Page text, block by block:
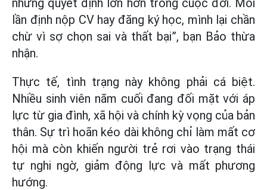
những quyết định lớn hơn trong cuộc đời. Mỗi
lần định nộp CV hay đăng ký học, mình lại chần
chừ vì sợ chọn sai và thất bại”, bạn Bảo thừa
nhận.
Thực tế, tình trạng này không phải cá biệt.
Nhiều sinh viên năm cuối đang đối mặt với áp
lực từ gia đình, xã hội và chính kỳ vọng của bản
thân. Sự trì hoãn kéo dài không chỉ làm mất cơ
hội mà còn khiến người trẻ rơi vào trạng thái
tự nghi ngờ, giảm động lực và mất phương
hướng.